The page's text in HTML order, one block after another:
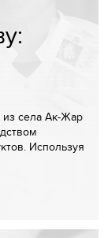
села Ак-Жар
Используя